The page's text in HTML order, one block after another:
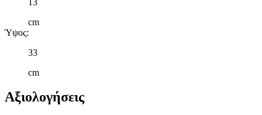
τοποθεσίας μας στους συνεργάτες μέσων κοινωνικής
δικτύωσης, διαφημίσεων και ανάλυσης.
cm
Ύψος:
33
cm
Αξιολογήσεις